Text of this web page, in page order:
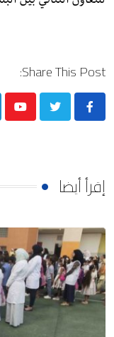
Share This Post:
إقرأ أيضا